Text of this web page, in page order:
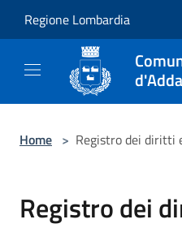
Regione Lombardia
d'Adda
Home > Registro dei diritti
Registro dei